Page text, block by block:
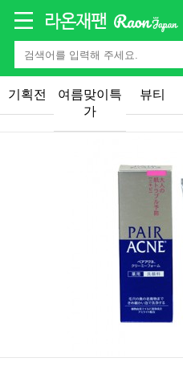
기획전
여름맞이특
가
뷰티